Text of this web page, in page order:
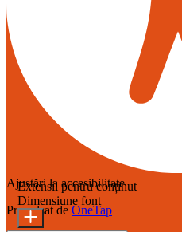
Ajustări la accesibilitate
Propulsat de OneTap
Extensii pentru conținut
Dimensiune font